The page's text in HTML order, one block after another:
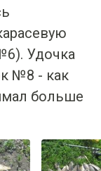
Удочка
№8 - как
больше